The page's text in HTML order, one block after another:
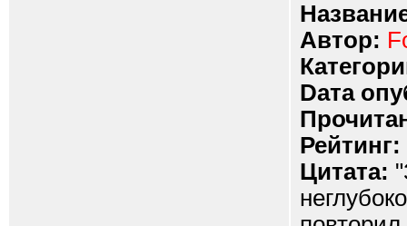
Автор:
Dата
Рейтинг:
Цитата: